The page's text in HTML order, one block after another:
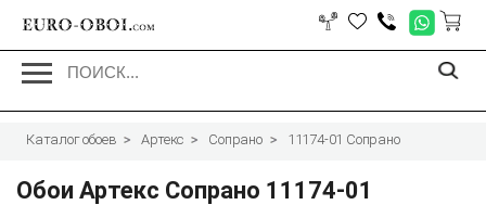
EURO-OBOI.com
Каталог обоев Артекс Сопрано 11174-01 Сопрано
Обои Артекс Сопрано 11174-01